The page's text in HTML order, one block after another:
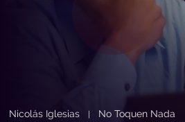
Nicolás Iglesias No Toquen Nada